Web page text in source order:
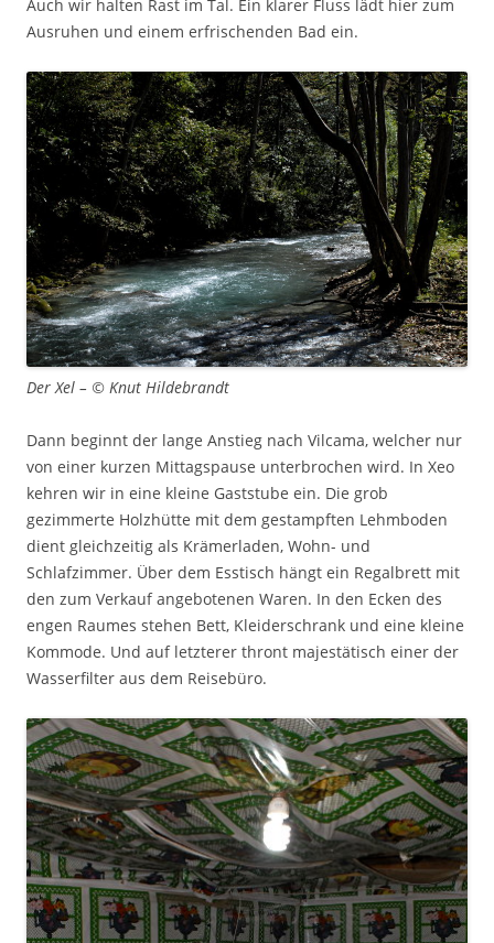
Auch wir halten Rast im Tal. Ein klarer Fluss lädt hier zum
Ausruhen und einem erfrischenden Bad ein.
Der Xel – © Knut Hildebrandt
Dann beginnt der lange Anstieg nach Vilcama, welcher nur
von einer kurzen Mittagspause unterbrochen wird. In Xeo
kehren wir in eine kleine Gaststube ein. Die grob
gezimmerte Holzhütte mit dem gestampften Lehmboden
dient gleichzeitig als Krämerladen, Wohn- und
Schlafzimmer. Über dem Esstisch hängt ein Regalbrett mit
den zum Verkauf angebotenen Waren. In den Ecken des
engen Raumes stehen Bett, Kleiderschrank und eine kleine
Kommode. Und auf letzterer thront majestätisch einer der
Wasserfilter aus dem Reisebüro.